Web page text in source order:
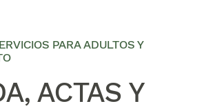
PARA ADULTOS Y
ACTAS Y